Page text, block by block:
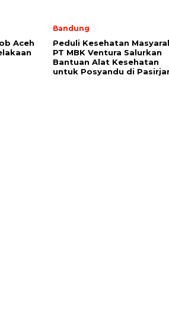
Aceh
Bandung
Peduli Kesehatan
PT MBK Ventura Salurkan
Bantuan Alat Kesehatan
untuk Posyandu di